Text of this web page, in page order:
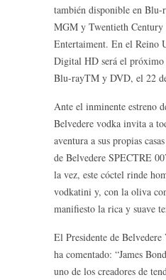
también disponible en
MGM y Twentieth Century
Entertaiment. En el Reino
Digital HD será el
Blu-rayTM y DVD, el 22
Ante el inminente estreno
Belvedere vodka invita a
aventura a sus propias
de Belvedere SPECTRE
la vez, este cóctel rinde
vodkatini y, con la oliva
manifiesto la rica y suave
El Presidente de
ha comentado: “James
uno de los creadores de